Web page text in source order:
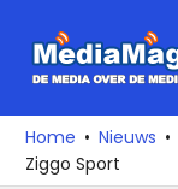
naar
media
over
de
Home Nieuws
Ziggo Sport